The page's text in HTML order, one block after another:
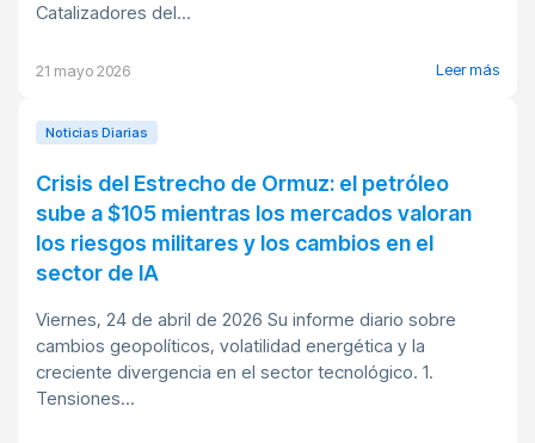
Catalizadores del...
21 mayo 2026 Leer más
Noticias Diarias
Crisis del Estrecho de Ormuz: el petróleo
sube a $105 mientras los mercados valoran
los riesgos militares y los cambios en el
sector de IA
Viernes, 24 de abril de 2026 Su informe diario sobre
cambios geopolíticos, volatilidad energética y la
creciente divergencia en el sector tecnológico. 1.
Tensiones...